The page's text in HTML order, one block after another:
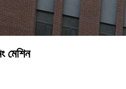
মেশিন